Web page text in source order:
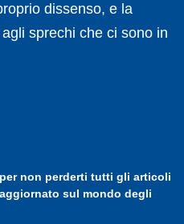
dissenso, e la
sprechi che ci sono in
non perderti tutti gli articoli
sul mondo degli